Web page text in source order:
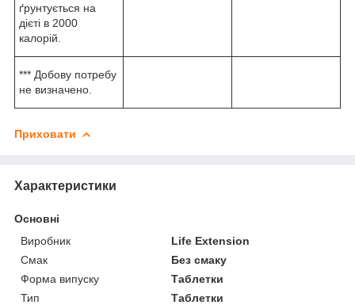
ґрунтується на
дієті в 2000
калорій.
*** Добову потребу
не визначено.
Приховати
Характеристики
Основні
Виробник
Life Extension
Смак
Без смаку
Форма випуску
Таблетки
Тип
Таблетки